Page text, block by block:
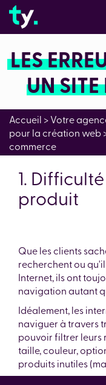
04 28 99 00 80
LES
UN
Accueil >Votre
pour la création web
commerce
1.
produit
Que les clients
recherchent ou
Internet, ils ont
navigation autant
Idéalement, les
naviguer à travers
pouvoir filtrer leurs
taille, couleur,
produits inutiles